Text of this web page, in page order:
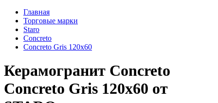
Главная
Торговые марки
Staro
Concreto
Concreto Gris 120x60
Керамогранит Concreto
Concreto Gris 120x60 от